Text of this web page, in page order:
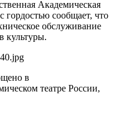
Академическая
сообщает, что
обслуживание
культуры.
в
театре России,